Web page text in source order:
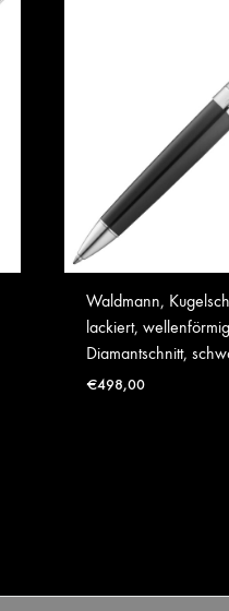
Waldmann,
lackiert,
Diamantschnitt,
€498,00